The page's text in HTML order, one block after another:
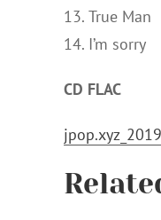
13. True Man
14. I’m sorry
CD FLAC